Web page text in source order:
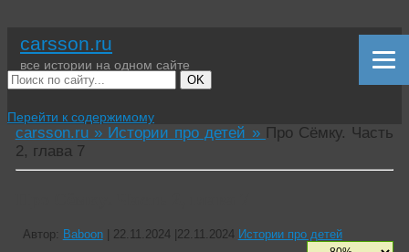
carsson.ru
все истории на одном сайте
OK
Перейти к содержимому
carsson.ru » Истории про детей » Про Сёмку. Часть
2, глава 7
Автор: Baboon | 22.11.2024 |22.11.2024 Истории про детей